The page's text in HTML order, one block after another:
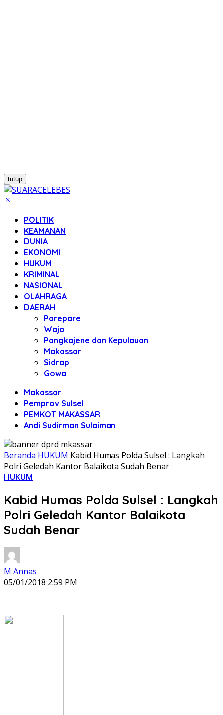
tutup
POLITIK
KEAMANAN
DUNIA
EKONOMI
HUKUM
KRIMINAL
NASIONAL
OLAHRAGA
DAERAH
Parepare
Wajo
Pangkajene dan Kepulauan
Makassar
Sidrap
Gowa
Makassar
Pemprov Sulsel
PEMKOT MAKASSAR
Andi Sudirman Sulaiman
Beranda HUKUM Kabid Humas Polda Sulsel : Langkah
Polri Geledah Kantor Balaikota Sudah Benar
HUKUM
Kabid Humas Polda Sulsel : Langkah
Polri Geledah Kantor Balaikota
Sudah Benar
M Annas
05/01/2018 2:59 PM